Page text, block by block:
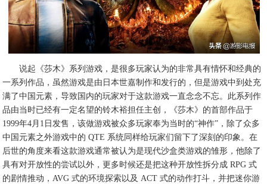
说起《莎木》系列游戏，是很多玩家认为的非常具有情怀和经典的
一系列作品，虽然游戏是由日本世嘉制作和发行的，但是游戏中到处充
满了中国元素，导致国内的玩家对于这款游戏一直念念不忘。此系列作
品由当时已经有一定名望的铃木裕担任主创，《莎木》的首部作品于
1999年4月1日发售，该做游戏被众多玩家奉为当时的“神作”，除了众多
中国元素之外游戏中的 QTE 系统同样给玩家们留下了深刻的印象。在
后世的角度来看这款游戏通常被认为是现代沙盒类游戏的雏形，他除了
具有对开放性的尝试以外，更多时候还是把这种开放性拆分成 RPG 式
的剧情推动，AVG 式的环境探索以及 ACT 式的动作打斗，并把迷你游